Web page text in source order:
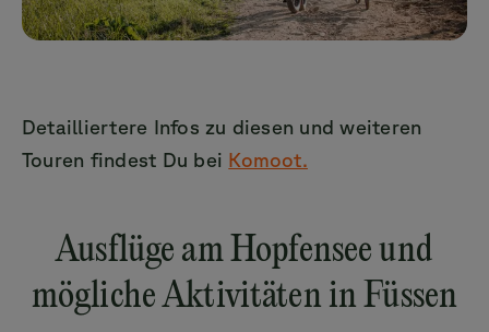
Detailliertere Infos zu diesen und weiteren
Touren findest Du bei Komoot.
Ausflüge am Hopfensee und
mögliche Aktivitäten in Füssen